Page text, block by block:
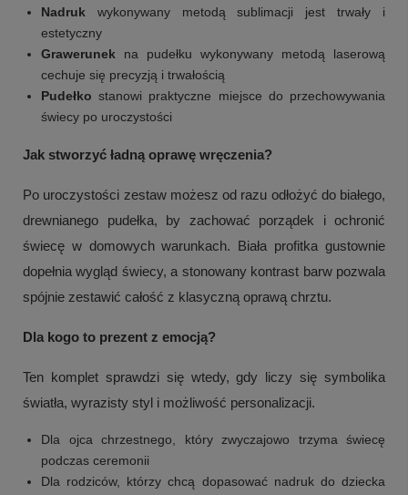
Nadruk wykonywany metodą sublimacji jest trwały i
estetyczny
Grawerunek na pudełku wykonywany metodą laserową
cechuje się precyzją i trwałością
Pudełko stanowi praktyczne miejsce do przechowywania
świecy po uroczystości
Jak stworzyć ładną oprawę wręczenia?
Po uroczystości zestaw możesz od razu odłożyć do białego,
drewnianego pudełka, by zachować porządek i ochronić
świecę w domowych warunkach. Biała profitka gustownie
dopełnia wygląd świecy, a stonowany kontrast barw pozwala
spójnie zestawić całość z klasyczną oprawą chrztu.
Dla kogo to prezent z emocją?
Ten komplet sprawdzi się wtedy, gdy liczy się symbolika
światła, wyrazisty styl i możliwość personalizacji.
Dla ojca chrzestnego, który zwyczajowo trzyma świecę
podczas ceremonii
Dla rodziców, którzy chcą dopasować nadruk do dziecka